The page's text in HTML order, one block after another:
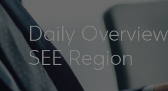
Daily
SEE Region